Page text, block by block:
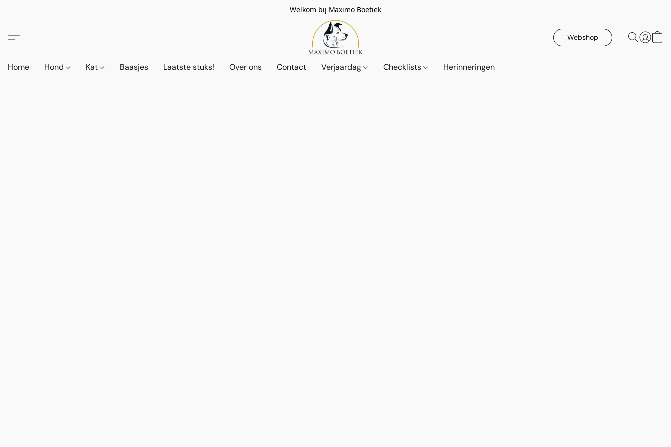
Welkom bij Maximo Boetiek
Webshop
Home Hond Kat Baasjes Laatste stuks! Over ons Contact Verjaardag Checklists Herinneringen